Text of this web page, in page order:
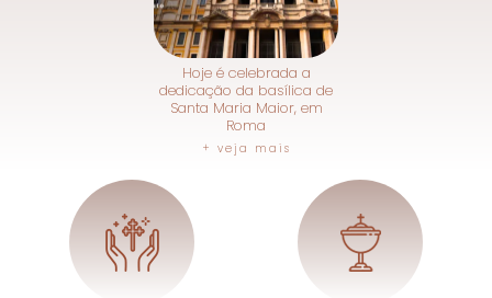
Hoje é celebrada a
dedicação da basílica de
Santa Maria Maior, em
Roma
+ veja mais